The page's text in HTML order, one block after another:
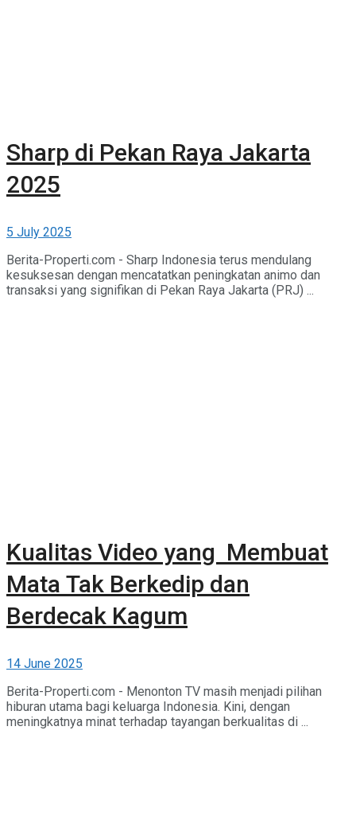
Sharp di Pekan Raya Jakarta
2025
5 July 2025
Berita-Properti.com - Sharp Indonesia terus mendulang
kesuksesan dengan mencatatkan peningkatan animo dan
transaksi yang signifikan di Pekan Raya Jakarta (PRJ) ...
Kualitas Video yang Membuat
Mata Tak Berkedip dan
Berdecak Kagum
14 June 2025
Berita-Properti.com - Menonton TV masih menjadi pilihan
hiburan utama bagi keluarga Indonesia. Kini, dengan
meningkatnya minat terhadap tayangan berkualitas di ...